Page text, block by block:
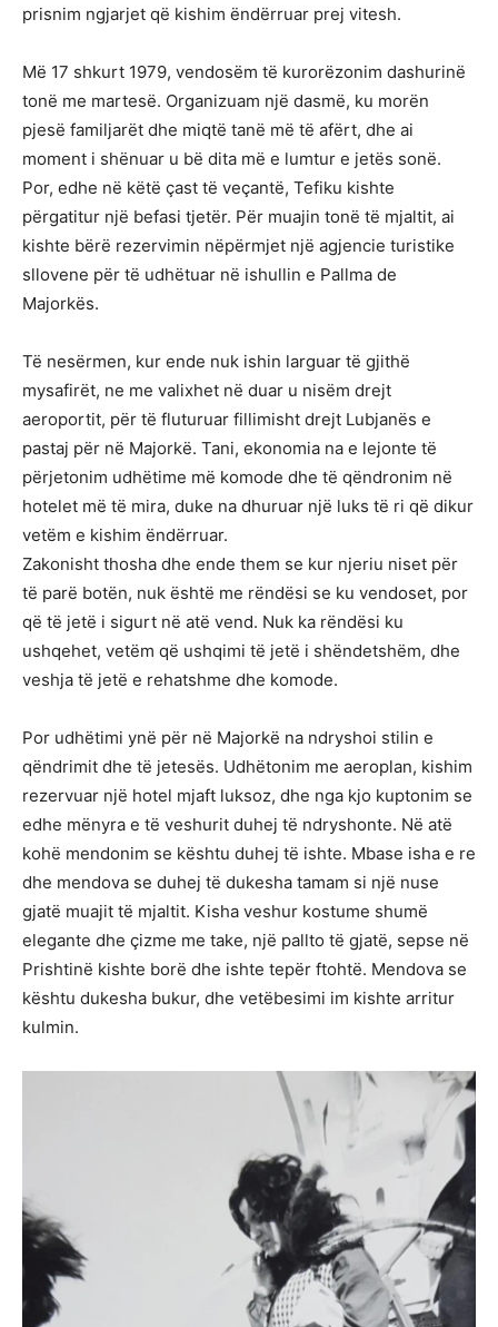
prisnim ngjarjet që kishim ëndërruar prej vitesh.
Më 17 shkurt 1979, vendosëm të kurorëzonim dashurinë
tonë me martesë. Organizuam një dasmë, ku morën
pjesë familjarët dhe miqtë tanë më të afërt, dhe ai
moment i shënuar u bë dita më e lumtur e jetës sonë.
Por, edhe në këtë çast të veçantë, Tefiku kishte
përgatitur një befasi tjetër. Për muajin tonë të mjaltit, ai
kishte bërë rezervimin nëpërmjet një agjencie turistike
sllovene për të udhëtuar në ishullin e Pallma de
Majorkës.
Të nesërmen, kur ende nuk ishin larguar të gjithë
mysafirët, ne me valixhet në duar u nisëm drejt
aeroportit, për të fluturuar fillimisht drejt Lubjanës e
pastaj për në Majorkë. Tani, ekonomia na e lejonte të
përjetonim udhëtime më komode dhe të qëndronim në
hotelet më të mira, duke na dhuruar një luks të ri që dikur
vetëm e kishim ëndërruar.
Zakonisht thosha dhe ende them se kur njeriu niset për
të parë botën, nuk është me rëndësi se ku vendoset, por
që të jetë i sigurt në atë vend. Nuk ka rëndësi ku
ushqehet, vetëm që ushqimi të jetë i shëndetshëm, dhe
veshja të jetë e rehatshme dhe komode.
Por udhëtimi ynë për në Majorkë na ndryshoi stilin e
qëndrimit dhe të jetesës. Udhëtonim me aeroplan, kishim
rezervuar një hotel mjaft luksoz, dhe nga kjo kuptonim se
edhe mënyra e të veshurit duhej të ndryshonte. Në atë
kohë mendonim se kështu duhej të ishte. Mbase isha e re
dhe mendova se duhej të dukesha tamam si një nuse
gjatë muajit të mjaltit. Kisha veshur kostume shumë
elegante dhe çizme me take, një pallto të gjatë, sepse në
Prishtinë kishte borë dhe ishte tepër ftohtë. Mendova se
kështu dukesha bukur, dhe vetëbesimi im kishte arritur
kulmin.